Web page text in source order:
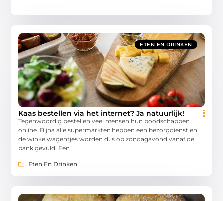
ETEN EN DRINKEN
Kaas bestellen via het internet? Ja natuurlijk!
Tegenwoordig bestellen veel mensen hun boodschappen
online. Bijna alle supermarkten hebben een bezorgdienst en
de winkelwagentjes worden dus op zondagavond vanaf de
bank gevuld. Een
Eten En Drinken